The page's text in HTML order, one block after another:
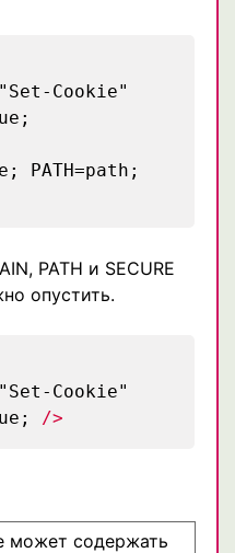
Cookie"
PATH=path;
PATH и SECURE
опустить.
Cookie"
/>
может содержать